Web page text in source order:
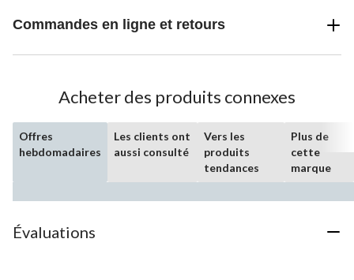
Commandes en ligne et retours
Acheter des produits connexes
Offres
hebdomadaires
Les clients ont
aussi consulté
Vers les
produits
tendances
Plus de
cette
marque
Évaluations